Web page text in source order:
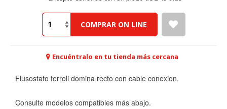
COMPRAR ON LINE
Encuéntralo en tu tienda más cercana
Flusostato ferroli domina recto con cable conexion.
Consulte modelos compatibles más abajo.